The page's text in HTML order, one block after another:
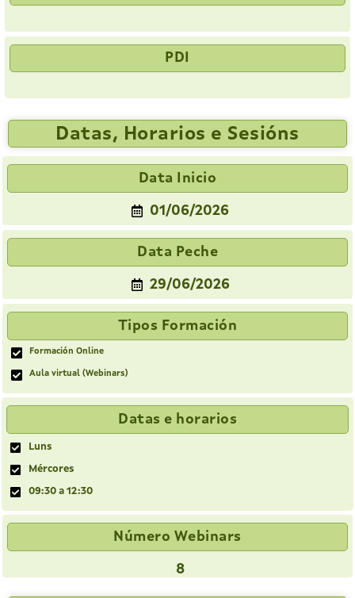
PDI
Datas, Horarios e Sesións
Data Inicio
01/06/2026
Data Peche
29/06/2026
Tipos Formación
Formación Online
Aula virtual (Webinars)
Datas e horarios
Luns
Mércores
09:30 a 12:30
Número Webinars
8